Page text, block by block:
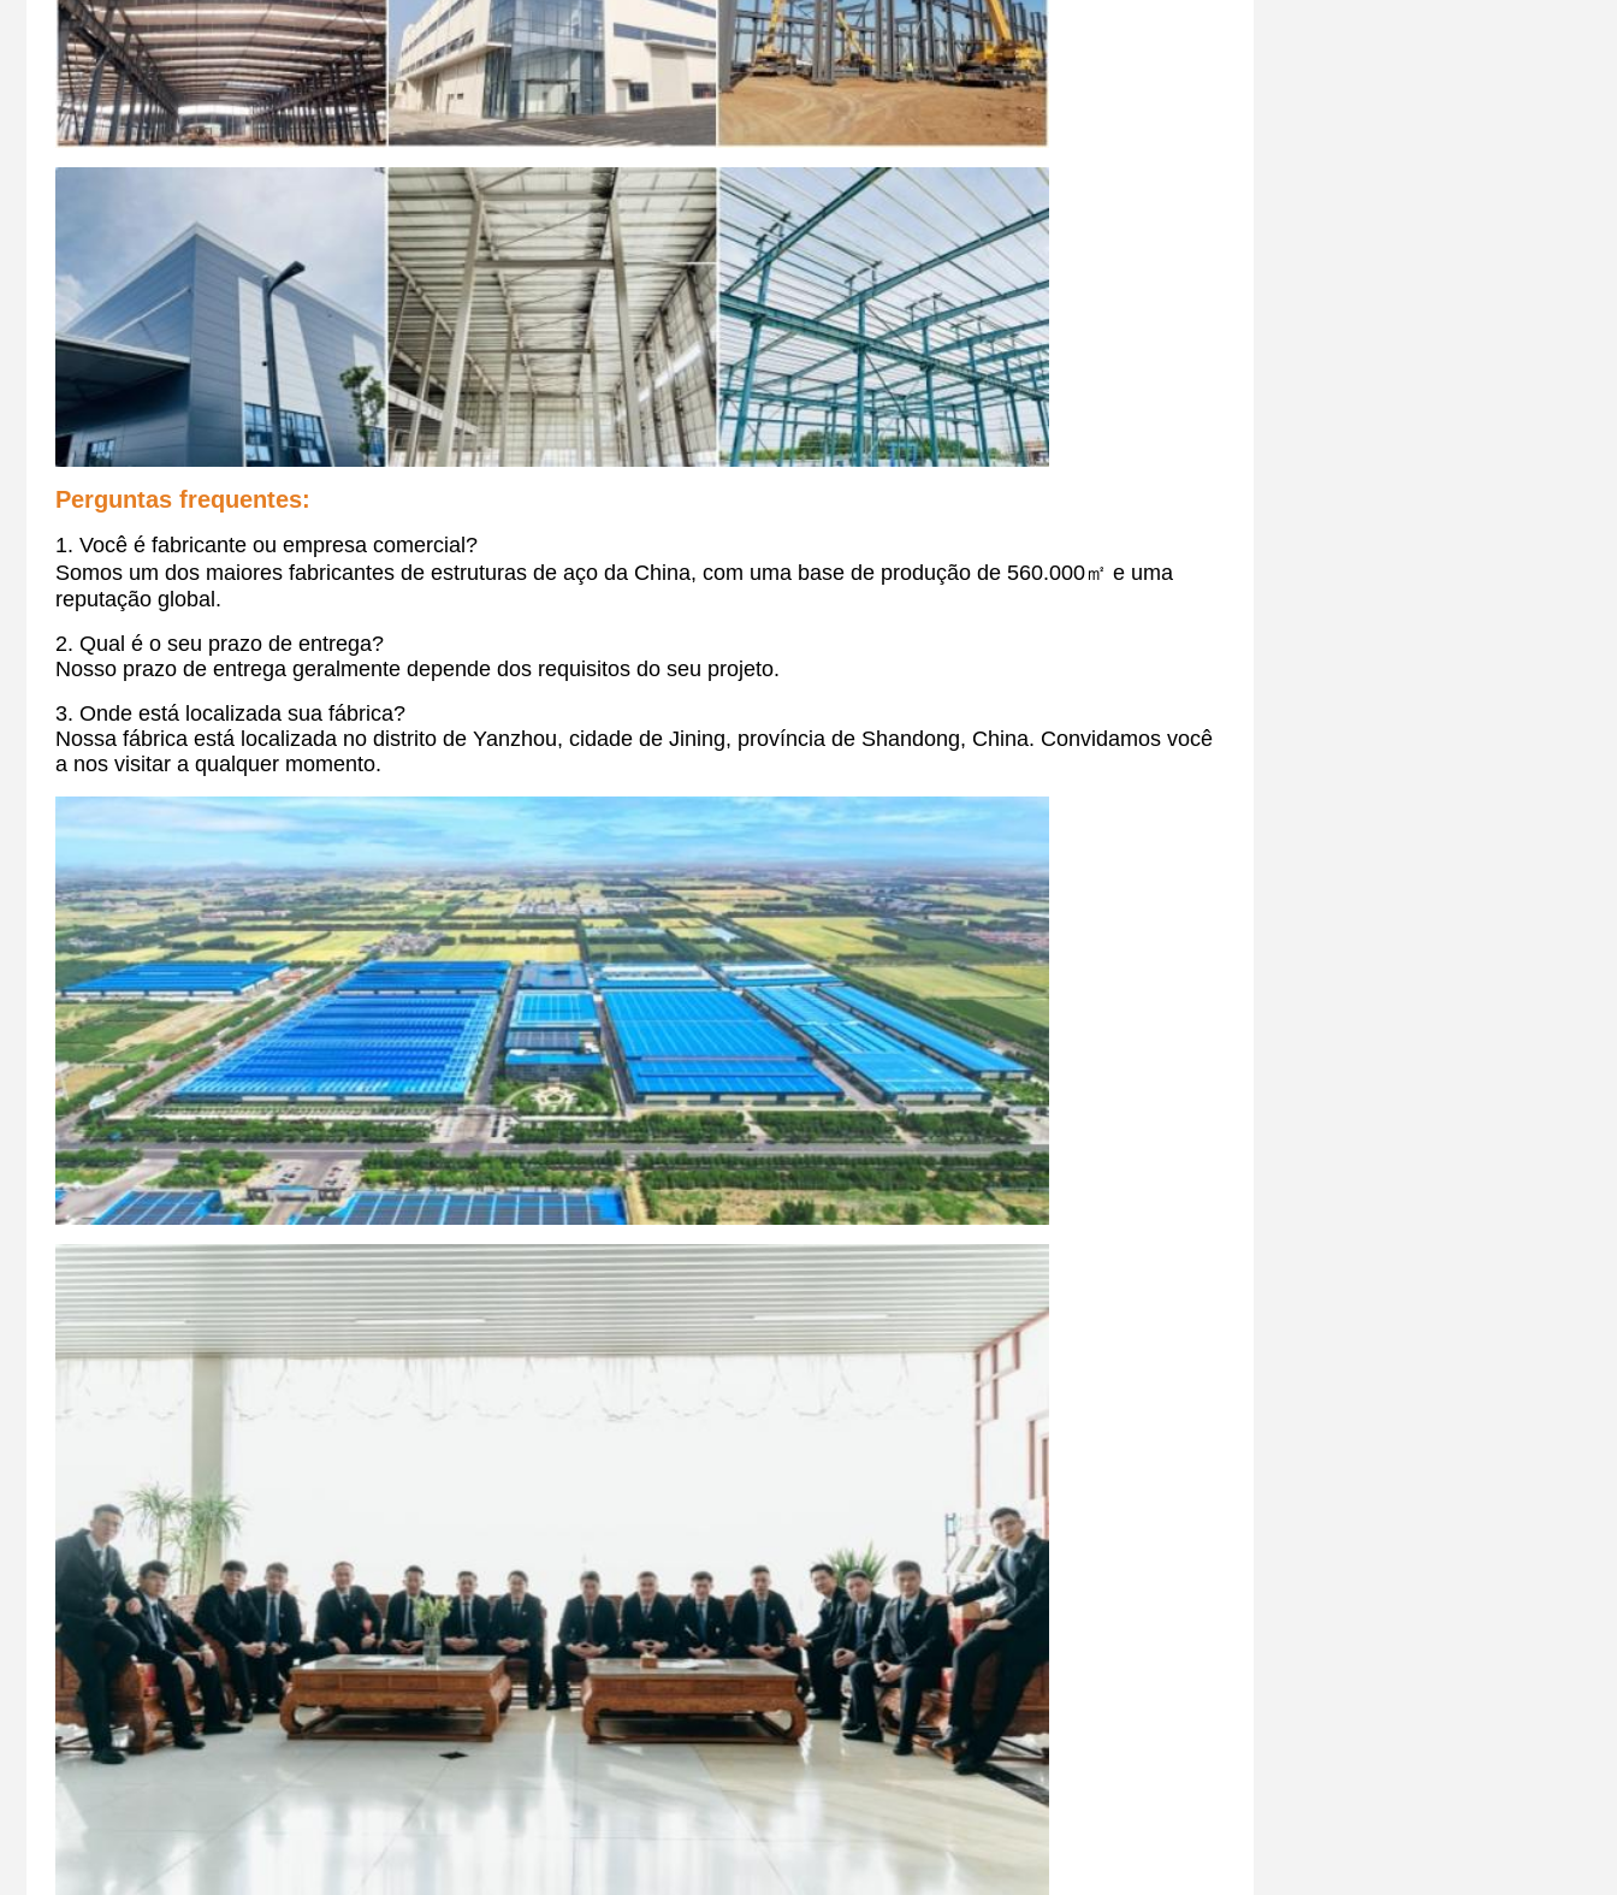
Perguntas frequentes:
1. Você é fabricante ou empresa comercial?
Somos um dos maiores fabricantes de estruturas de aço da China, com uma base de produção de 560.000㎡ e uma
reputação global.
2. Qual é o seu prazo de entrega?
Nosso prazo de entrega geralmente depende dos requisitos do seu projeto.
3. Onde está localizada sua fábrica?
Nossa fábrica está localizada no distrito de Yanzhou, cidade de Jining, província de Shandong, China. Convidamos você
a nos visitar a qualquer momento.